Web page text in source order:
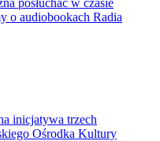
posłuchać w czasie
o audiobookach Radia
inicjatywa trzech
Ośrodka Kultury